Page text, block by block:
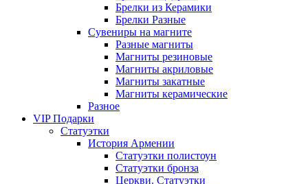
Брелки из Керамики
Брелки Разные
Сувениры на магните
Разные магниты
Магниты резиновые
Магниты акриловые
Магниты закатные
Магниты керамические
Разное
VIP Подарки
Статуэтки
История Армении
Статуэтки полистоун
Статуэтки бронза
Церкви. Статуэтки